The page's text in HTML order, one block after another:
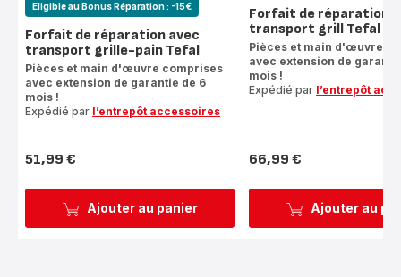
Ajouter au panier
Eligible au Bonus Réparation : -15€
Forfait de réparation avec
transport grille-pain Tefal
Pièces et main d'œuvre comprises
avec extension de garantie de 6
mois !
Expédié par l’entrepôt accessoires
Prix
51,99 €
Ajouter au
Forfait de réparation
transport grill Tefal
Pièces et main d'œuvre
avec extension de
mois !
Expédié par l’entrepôt
Prix
66,99 €